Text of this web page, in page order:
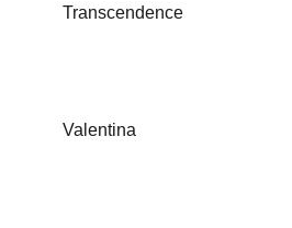
Transcendence
Valentina